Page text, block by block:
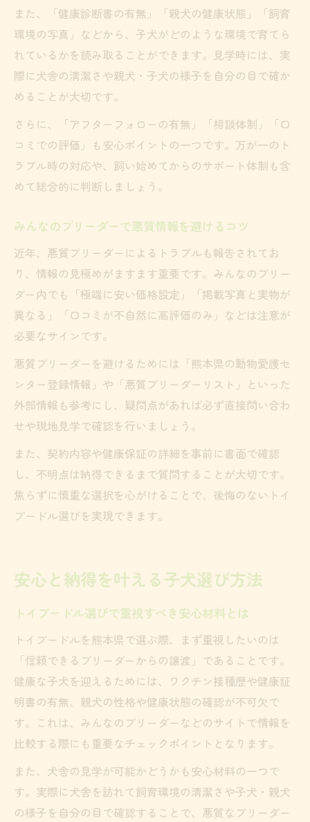
また、「健康診断書の有無」「親犬の健康状態」「飼育
環境の写真」などから、子犬がどのような環境で育てら
れているかを読み取ることができます。見学時には、実
際に犬舎の清潔さや親犬・子犬の様子を自分の目で確か
めることが大切です。
さらに、「アフターフォローの有無」「相談体制」「口
コミでの評価」も安心ポイントの一つです。万が一のト
ラブル時の対応や、飼い始めてからのサポート体制も含
めて総合的に判断しましょう。
みんなのブリーダーで悪質情報を避けるコツ
近年、悪質ブリーダーによるトラブルも報告されてお
り、情報の見極めがますます重要です。みんなのブリー
ダー内でも「極端に安い価格設定」「掲載写真と実物が
異なる」「口コミが不自然に高評価のみ」などは注意が
必要なサインです。
悪質ブリーダーを避けるためには「熊本県の動物愛護セ
ンター登録情報」や「悪質ブリーダーリスト」といった
外部情報も参考にし、疑問点があれば必ず直接問い合わ
せや現地見学で確認を行いましょう。
また、契約内容や健康保証の詳細を事前に書面で確認
し、不明点は納得できるまで質問することが大切です。
焦らずに慎重な選択を心がけることで、後悔のないトイ
プードル選びを実現できます。
安心と納得を叶える子犬選び方法
トイプードル選びで重視すべき安心材料とは
トイプードルを熊本県で選ぶ際、まず重視したいのは
「信頼できるブリーダーからの譲渡」であることです。
健康な子犬を迎えるためには、ワクチン接種歴や健康証
明書の有無、親犬の性格や健康状態の確認が不可欠で
す。これは、みんなのブリーダーなどのサイトで情報を
比較する際にも重要なチェックポイントとなります。
また、犬舎の見学が可能かどうかも安心材料の一つで
す。実際に犬舎を訪れて飼育環境の清潔さや子犬・親犬
の様子を自分の目で確認することで、悪質なブリーダー